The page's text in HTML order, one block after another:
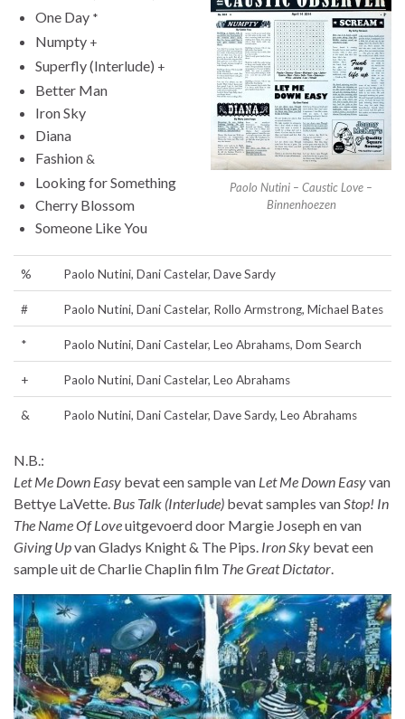
Paolo Nutini – Caustic Love –
Binnenhoezen
One Day *
Numpty +
Superfly (Interlude) +
Better Man
Iron Sky
Diana
Fashion&
Looking for Something
Cherry Blossom
Someone Like You
% Paolo Nutini, Dani Castelar, Dave Sardy
# Paolo Nutini, Dani Castelar, Rollo Armstrong, Michael Bates
* Paolo Nutini, Dani Castelar, Leo Abrahams, Dom Search
+ Paolo Nutini, Dani Castelar, Leo Abrahams
& Paolo Nutini, Dani Castelar, Dave Sardy, Leo Abrahams
N.B.:
Let Me Down Easy bevat een sample van Let Me Down Easyvan
Bettye LaVette. Bus Talk (Interlude) bevat samples vanStop! In
The Name Of Loveuitgevoerd door Margie Joseph en van
Giving Upvan Gladys Knight & The Pips. Iron Sky bevat een
sample uit de Charlie Chaplin film The Great Dictator.